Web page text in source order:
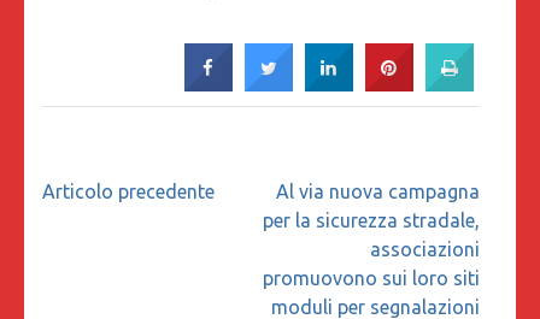
Navigazione
Articolo precedente
Al via nuova campagna
per la sicurezza stradale,
associazioni
promuovono sui loro siti
moduli per segnalazioni